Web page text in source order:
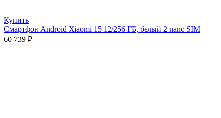
Купить
Смартфон Android Xiaomi 15 12/256 ГБ, белый 2 nano SIM
60 739 ₽